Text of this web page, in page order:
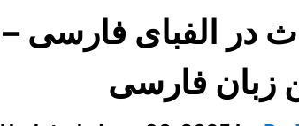
الفبای فارسی –
زبان فارسی